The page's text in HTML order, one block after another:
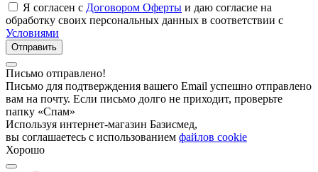
Я согласен с Договором Оферты и даю согласие на
обработку своих персональных данных в соответствии с
Условиями
Отправить
Письмо отправлено!
Письмо для подтверждения вашего Email успешно отправлено
вам на почту. Если письмо долго не приходит, проверьте
папку «Спам»
Используя интернет-магазин Базисмед,
вы соглашаетесь с использованием файлов cookie
Хорошо